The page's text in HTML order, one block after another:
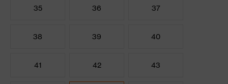
35 36 37
38 39 40
41 42 43